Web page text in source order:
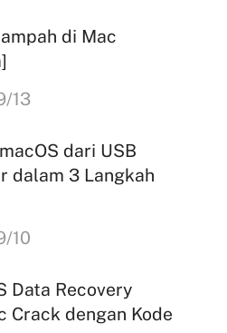
di Mac
13
dari USB
dalam 3 Langkah
10
Data Recovery
Crack dengan Kode